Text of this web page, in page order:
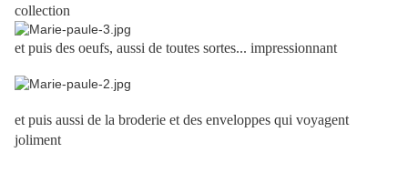
collection
et puis des oeufs, aussi de toutes sortes... impressionnant
et puis aussi de la broderie et des enveloppes qui voyagent
joliment